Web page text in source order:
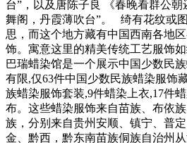
台”，以及唐陈子良 《春晚看群公
舞阁，丹霞薄吹台”。 绮有花纹或
思，而这个地方藏有中国西南各地
饰。寓意这里的精美传统工艺服饰
巴瑞蜡染馆是一个展示中国少数民
有限,仅63件中国少数民族蜡染服饰
族蜡染服饰套装,9件蜡染上衣,17件
布。这些蜡染服饰来自苗族、布依
族，分别来自贵州安顺、镇宁、普
金、黔西，黔东南苗族侗族自治州